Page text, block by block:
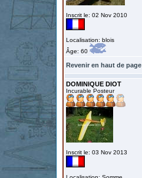
Inscrit le: 02 Nov 2010
Localisation: blois
Âge: 60
Revenir en haut de page
DOMINIQUE DIOT
Incurable Posteur
Inscrit le: 03 Nov 2013